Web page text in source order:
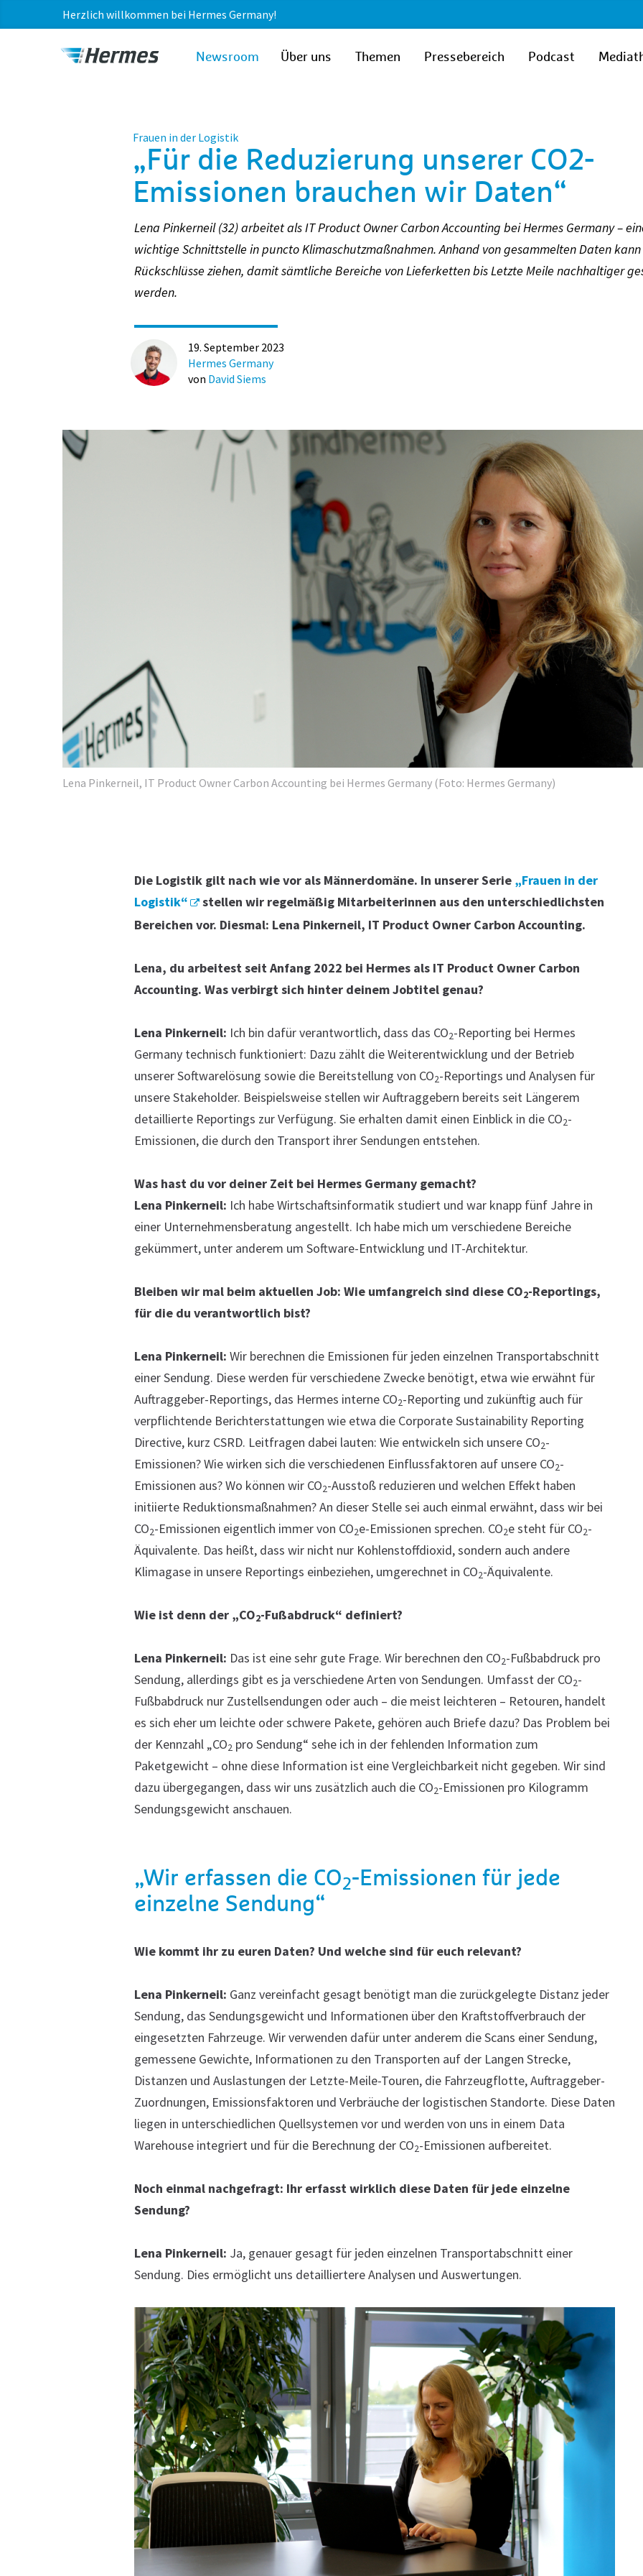
Herzlich willkommen bei Hermes Germany!
Newsroom HermesÜber uns Themen Pressebereich Podcast
Frauen in der Logistik
„Für die Reduzierung unserer CO2-
Emissionen brauchen wir Daten“
Lena Pinkerneil (32) arbeitet als IT Product Owner Carbon Accounting bei Hermes Germany –
wichtige Schnittstelle in puncto Klimaschutzmaßnahmen. Anhand von gesammelten Daten kann
Rückschlüsse ziehen, damit sämtliche Bereiche von Lieferketten bis Letzte Meile nachhaltiger
werden.
19. September 2023
Hermes Germany
von David Siems
Lena Pinkerneil, IT Product Owner Carbon Accounting bei Hermes Germany (Foto: Hermes Germany)
Die Logistik gilt nach wie vor als Männerdomäne. In unserer Serie „Frauen in der
Logistik“
stellen wir regelmäßig Mitarbeiterinnen aus den unterschiedlichsten
Bereichen vor. Diesmal: Lena Pinkerneil, IT Product Owner Carbon Accounting.
Lena, du arbeitest seit Anfang 2022 bei Hermes als IT Product Owner Carbon
Accounting. Was verbirgt sich hinter deinem Jobtitel genau?
Lena Pinkerneil: Ich bin dafür verantwortlich, dass das CO2-Reporting bei Hermes
Germany technisch funktioniert: Dazu zählt die Weiterentwicklung und der Betrieb
unserer Softwarelösung sowie die Bereitstellung von CO2-Reportings und Analysen für
unsere Stakeholder. Beispielsweise stellen wir Auftraggebern bereits seit Längerem
detaillierte Reportings zur Verfügung. Sie erhalten damit einen Einblick in die CO2-
Emissionen, die durch den Transport ihrer Sendungen entstehen.
Was hast du vor deiner Zeit bei Hermes Germany gemacht?
Lena Pinkerneil: Ich habe Wirtschaftsinformatik studiert und war knapp fünf Jahre in
einer Unternehmensberatung angestellt. Ich habe mich um verschiedene Bereiche
gekümmert, unter anderem um Software-Entwicklung und IT-Architektur.
Bleiben wir mal beim aktuellen Job: Wie umfangreich sind diese CO2-Reportings,
für die du verantwortlich bist?
Lena Pinkerneil: Wir berechnen die Emissionen für jeden einzelnen Transportabschnitt
einer Sendung. Diese werden für verschiedene Zwecke benötigt, etwa wie erwähnt für
Auftraggeber-Reportings, das Hermes interne CO2-Reporting und zukünftig auch für
verpflichtende Berichterstattungen wie etwa die Corporate Sustainability Reporting
Directive, kurz CSRD. Leitfragen dabei lauten: Wie entwickeln sich unsere CO2-
Emissionen? Wie wirken sich die verschiedenen Einflussfaktoren auf unsere CO2-
Emissionen aus? Wo können wir CO2-Ausstoß reduzieren und welchen Effekt haben
initiierte Reduktionsmaßnahmen? An dieser Stelle sei auch einmal erwähnt, dass wir bei
CO2-Emissionen eigentlich immer von CO2e-Emissionen sprechen. CO2e steht für CO2-
Äquivalente. Das heißt, dass wir nicht nur Kohlenstoffdioxid, sondern auch andere
Klimagase in unsere Reportings einbeziehen, umgerechnet in CO2-Äquivalente.
Wie ist denn der „CO2-Fußabdruck“ definiert?
Lena Pinkerneil: Das ist eine sehr gute Frage. Wir berechnen den CO2-Fußbabdruck pro
Sendung, allerdings gibt es ja verschiedene Arten von Sendungen. Umfasst der CO2-
Fußbabdruck nur Zustellsendungen oder auch – die meist leichteren – Retouren, handelt
es sich eher um leichte oder schwere Pakete, gehören auch Briefe dazu? Das Problem bei
der Kennzahl „CO2 pro Sendung“ sehe ich in der fehlenden Information zum
Paketgewicht – ohne diese Information ist eine Vergleichbarkeit nicht gegeben. Wir sind
dazu übergegangen, dass wir uns zusätzlich auch die CO2-Emissionen pro Kilogramm
Sendungsgewicht anschauen.
„Wir erfassen die CO2-Emissionen für jede
einzelne Sendung“
Wie kommt ihr zu euren Daten? Und welche sind für euch relevant?
Lena Pinkerneil: Ganz vereinfacht gesagt benötigt man die zurückgelegte Distanz jeder
Sendung, das Sendungsgewicht und Informationen über den Kraftstoffverbrauch der
eingesetzten Fahrzeuge. Wir verwenden dafür unter anderem die Scans einer Sendung,
gemessene Gewichte, Informationen zu den Transporten auf der Langen Strecke,
Distanzen und Auslastungen der Letzte-Meile-Touren, die Fahrzeugflotte, Auftraggeber-
Zuordnungen, Emissionsfaktoren und Verbräuche der logistischen Standorte. Diese Daten
liegen in unterschiedlichen Quellsystemen vor und werden von uns in einem Data
Warehouse integriert und für die Berechnung der CO2-Emissionen aufbereitet.
Noch einmal nachgefragt: Ihr erfasst wirklich diese Daten für jede einzelne
Sendung?
Lena Pinkerneil: Ja, genauer gesagt für jeden einzelnen Transportabschnitt einer
Sendung. Dies ermöglicht uns detailliertere Analysen und Auswertungen.